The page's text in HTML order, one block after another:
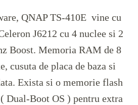
QNAP TS-410E vine cu
J6212 cu 4 nuclee si 2
Boost. Memoria RAM de 8
cusuta de placa de baza si
Exista si o memorie flash
Dual-Boot OS ) pentru extra